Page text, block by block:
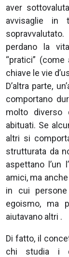
aver
avvisaglie in
perdano la
“pratici”
chiave le vie
D’altra parte,
comportano
molto diverso
abituati. Se
altri si
strutturata da
aspettano l’un
amici, ma
in cui
egoismo, ma
aiutavano altri .
Di fatto, il
chi studia i